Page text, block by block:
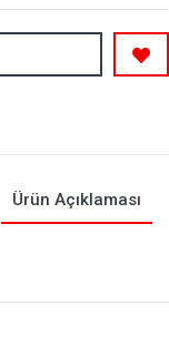
Ürün Açıklaması